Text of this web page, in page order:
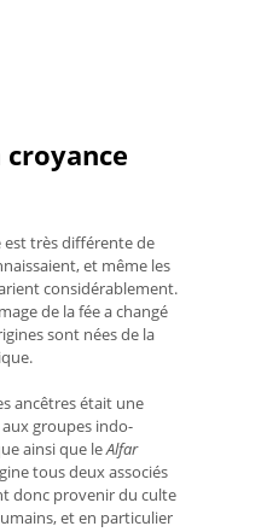
très différente de
et même les
considérablement.
de la fée a changé
sont nées de la
ancêtres était une
groupes indo-
ainsi que leAlfar
tous deux associés
donc provenir du culte
et en particulier